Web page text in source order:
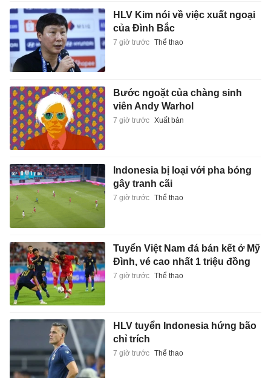
HLV Kim nói về việc xuất ngoại
của Đình Bắc
7 giờ trước Thể thao
Bước ngoặt của chàng sinh
viên Andy Warhol
7 giờ trước Xuất bản
Indonesia bị loại với pha bóng
gây tranh cãi
7 giờ trước Thể thao
Tuyển Việt Nam đá bán kết ở Mỹ
Đình, vé cao nhất 1 triệu đồng
7 giờ trước Thể thao
HLV tuyển Indonesia hứng bão
chỉ trích
7 giờ trước Thể thao